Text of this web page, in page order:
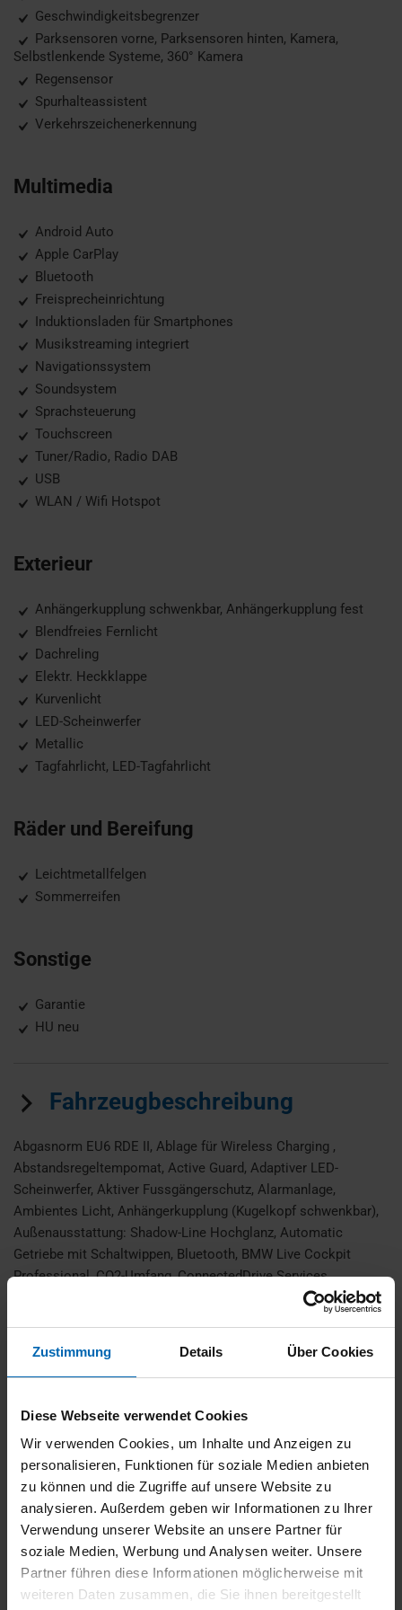
Zustimmung Details Über Cookies
Diese Webseite verwendet Cookies
Wir verwenden Cookies, um Inhalte und Anzeigen zu
personalisieren, Funktionen für soziale Medien anbieten
zu können und die Zugriffe auf unsere Website zu
analysieren. Außerdem geben wir Informationen zu Ihrer
Verwendung unserer Website an unsere Partner für
soziale Medien, Werbung und Analysen weiter. Unsere
Partner führen diese Informationen möglicherweise mit
weiteren Daten zusammen, die Sie ihnen bereitgestellt
Geschwindigkeitsbegrenzer
Parksensoren vorne, Parksensoren hinten, Kamera,
Selbstlenkende Systeme, 360° Kamera
Regensensor
Spurhalteassistent
Verkehrszeichenerkennung
Multimedia
Android Auto
Apple CarPlay
Bluetooth
Freisprecheinrichtung
Induktionsladen für Smartphones
Musikstreaming integriert
Navigationssystem
Soundsystem
Sprachsteuerung
Touchscreen
Tuner/Radio, Radio DAB
USB
WLAN / Wifi Hotspot
Exterieur
Anhängerkupplung schwenkbar, Anhängerkupplung fest
Blendfreies Fernlicht
Dachreling
Elektr. Heckklappe
Kurvenlicht
LED-Scheinwerfer
Metallic
Tagfahrlicht, LED-Tagfahrlicht
Räder und Bereifung
Leichtmetallfelgen
Sommerreifen
Sonstige
Garantie
HU neu
Fahrzeugbeschreibung
Abgasnorm EU6 RDE II, Ablage für Wireless Charging ,
Abstandsregeltempomat, Active Guard, Adaptiver LED-
Scheinwerfer, Aktiver Fussgängerschutz, Alarmanlage,
Ambientes Licht, Anhängerkupplung (Kugelkopf schwenkbar),
Außenausstattung: Shadow-Line Hochglanz, Automatic
Getriebe mit Schaltwippen, Bluetooth, BMW Live Cockpit
Professional, CO2-Umfang, ConnectedDrive Services
(laufzeitgebundener Dienst), ConnectedPackage Professional
(laufzeitgebundener Dienst), DAB Tuner, Dachhimmel Individual
anthrazit, Deutsch / Bordliteratur, Einparkhilfe selbstlenkendes
System, Elektrische Gepäckraumklappe, EU-spezifische
Zusatzumfaenge, Exterieurumfänge Iconic Glow,
Gesetzlicher Notruf, Head-Up Display, Innenraumkamera,
Innovations-Paket, Kältemittel, Keyless Entry, Kilometertacho,
Komfortzugang (Öffnungs- und Schließsystem), Lederlenkrad,
Lendenwirbelstütze Sitz vorn links, elektr. verstellbar, Lenkrad
heizbar, LM-Felgen vorn/hinten: 8,5x20 / 10x20 (Sternspeiche
938 M, Bicolor, Jetblack), Lordose, M Akzent Dunkelsilber
kombiniert mit Aluminium Rhombicle, M Lederlenkrad, M
Sport Exterieurumfänge , M Sport Interieurumfänge , M